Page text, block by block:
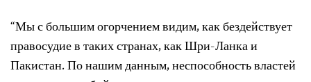
“Мы с большим огорчением видим, как бездействует
правосудие в таких странах, как Шри-Ланка и
Пакистан. По нашим данным, неспособность властей